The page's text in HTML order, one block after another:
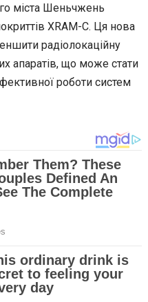
міста Шеньчжень
XRAM-C. Ця нова
радіолокаційну
апаратів, що може стати
роботи систем